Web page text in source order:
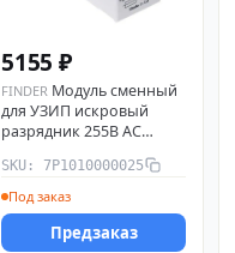
5155 ₽
FINDER Модуль сменный
для УЗИП искровый
разрядник 255В AC
SKU: 7P1010000025
Под заказ
Предзаказ